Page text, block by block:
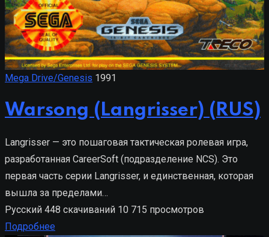
Mega Drive/Genesis 1991
Warsong (Langrisser) (RUS)
Langrisser — это пошаговая тактическая ролевая игра,
разработанная CareerSoft (подразделение NCS). Это
первая часть серии Langrisser, и единственная, которая
вышла за пределами…
Русский 448 скачиваний 10 715 просмотров
Подробнее